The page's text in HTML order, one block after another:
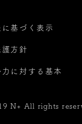
N+ All rights
基づく表示
方針
に対する基本